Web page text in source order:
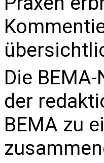
Die BEMA-
der
BEMA zu